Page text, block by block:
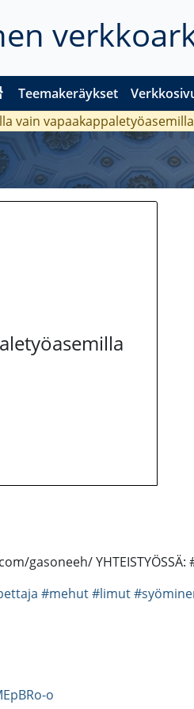
Teemakeräykset
vain
gasoneeh/
#mehut#limut
o